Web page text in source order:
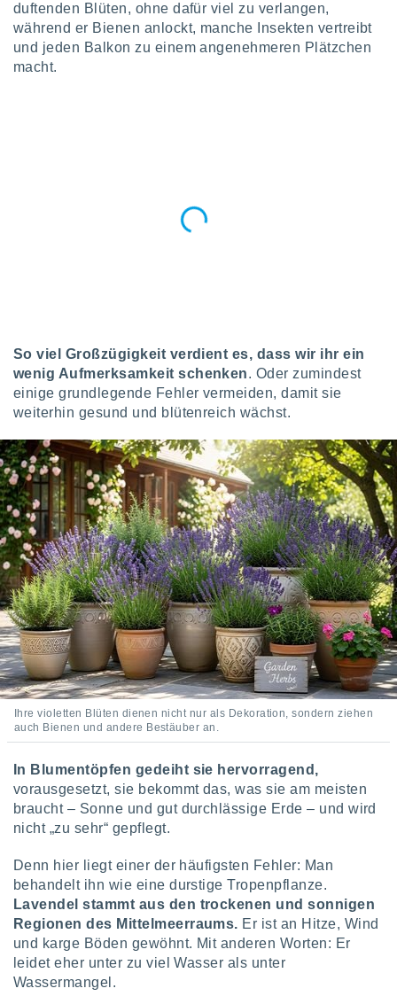
oder
Partner
es uns
das
der
Rand
der
sind,
weiterhin
Sie
In
werden
dass wir
der
von
nicht
können
duftenden Blüten, ohne dafür viel zu verlangen,
während er Bienen anlockt, manche Insekten vertreibt
und jeden Balkon zu einem angenehmeren Plätzchen
macht.
So viel Großzügigkeit verdient es, dass wir ihr ein
wenig Aufmerksamkeit schenken. Oder zumindest
einige grundlegende Fehler vermeiden, damit sie
weiterhin gesund und blütenreich wächst.
Ihre violetten Blüten dienen nicht nur als Dekoration, sondern ziehen
auch Bienen und andere Bestäuber an.
In Blumentöpfen gedeiht sie hervorragend,
vorausgesetzt, sie bekommt das, was sie am meisten
braucht – Sonne und gut durchlässige Erde – und wird
nicht „zu sehr“ gepflegt.
Denn hier liegt einer der häufigsten Fehler: Man
behandelt ihn wie eine durstige Tropenpflanze.
Lavendel stammt aus den trockenen und sonnigen
Regionen des Mittelmeerraums. Er ist an Hitze, Wind
und karge Böden gewöhnt. Mit anderen Worten: Er
leidet eher unter zu viel Wasser als unter
Wassermangel.